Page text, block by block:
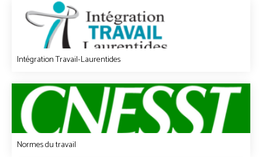
Intégration Travail-Laurentides
Normes du travail